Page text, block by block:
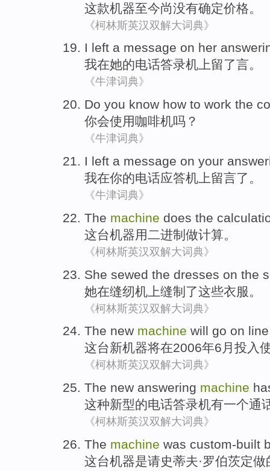
这款机器至今尚没有确定价格 。
《柯林斯英汉双解大词典》
I left a message on her
我在她的电话答录机上留了言。
《牛津词典》
Do you know how to work the
你会使用咖啡机吗？
《牛津词典》
I left a message on your
我在你的电话应答机上留言了。
《牛津词典》
The machine does the
这台机器用二进制 做计算。
《柯林斯英汉双解大词典》
She sewed the dresses on the
她在缝纫机 上缝制了这些衣服 。
《柯林斯英汉双解大词典》
The new machine will go on
这台新机器将在2006年6月投入
《柯林斯英汉双解大词典》
The new answering machine
这种新型的电话答录机有一个通
《柯林斯英汉双解大词典》
The machine was custom-built
这台机器是请史蒂夫·罗伯茨定做